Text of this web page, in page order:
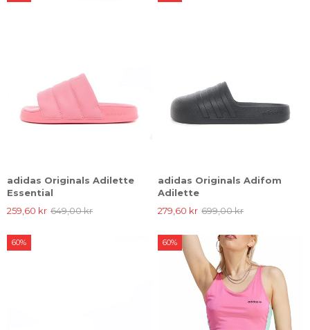
adidas Originals Adilette
Essential
259,60 kr 649,00 kr
adidas Originals Adifom
Adilette
279,60 kr 699,00 kr
60% 60%